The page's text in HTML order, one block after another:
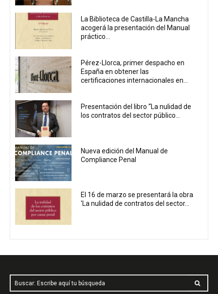
La Biblioteca de Castilla-La Mancha
acogerá la presentación del Manual
práctico...
Pérez-Llorca, primer despacho en
España en obtener las
certificaciones internacionales en...
Presentación del libro “La nulidad de
los contratos del sector público...
Nueva edición del Manual de
Compliance Penal
El 16 de marzo se presentará la obra
'La nulidad de contratos del sector...
Buscar: Escribe aquí tu búsqueda